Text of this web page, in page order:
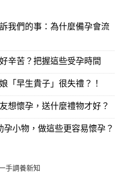
我們的事：為什麼備孕會流
辛苦？把握這些受孕時間
「早生貴子」很失禮？！
想懷孕，送什麼禮物才好？
孕小物，做這些更容易懷孕？
手調養新知